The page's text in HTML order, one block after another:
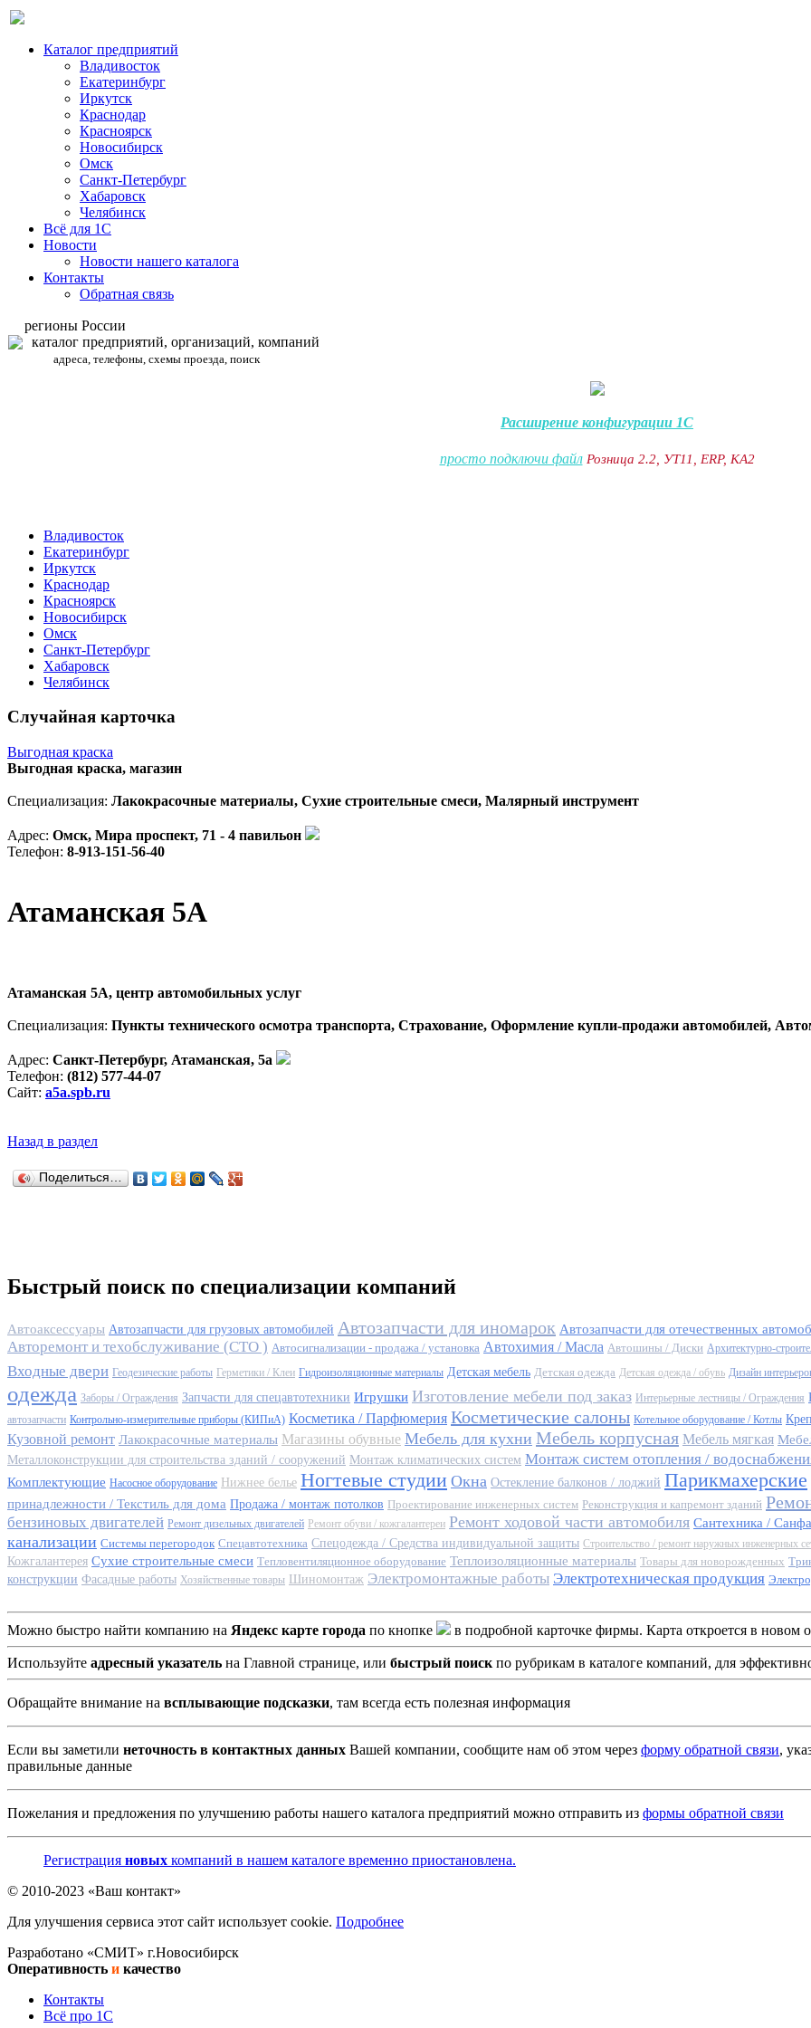
Каталог предприятий
Владивосток
Екатеринбург
Иркутск
Краснодар
Красноярск
Новосибирск
Омск
Санкт-Петербург
Хабаровск
Челябинск
Всё для 1С
Новости
Новости нашего каталога
Контакты
Обратная связь
регионы России
каталог предприятий, организаций, компаний
адреса, телефоны, схемы проезда, поиск
Расширение конфигурации 1С
просто подключи файл Розница 2.2, УТ11, ERP, КА2
Владивосток
Екатеринбург
Иркутск
Краснодар
Красноярск
Новосибирск
Омск
Санкт-Петербург
Хабаровск
Челябинск
Случайная карточка
Выгодная краска
Выгодная краска, магазин
Специализация: Лакокрасочные материалы, Сухие строительные смеси, Малярный инструмент
Адрес: Омск, Мира проспект, 71 - 4 павильон
Телефон: 8-913-151-56-40
Атаманская 5А
Атаманская 5А, центр автомобильных услуг
Специализация: Пункты технического осмотра транспорта, Страхование, Оформление купли-продажи автомобилей,
Адрес: Санкт-Петербург, Атаманская, 5а
Телефон: (812) 577-44-07
Сайт: a5a.spb.ru
Назад в раздел
Поделиться…
Быстрый поиск по специализации компаний
Автоаксессуары Автозапчасти для грузовых автомобилей Автозапчасти для иномарок Автозапчасти для отечественных
Авторемонт и техобслуживание (СТО ) Автосигнализации - продажа / установка Автохимия / Масла Автошины / Диски Архитектурно-
Входные двери Геодезические работы Герметики / Клеи Гидроизоляционные материалы Детская мебель Детская одежда Детская одежда / обувь Дизайн
одежда Заборы / Ограждения Запчасти для спецавтотехники Игрушки Изготовление мебели под заказ Интерьерные лестницы / Ограждения
автозапчасти Контрольно-измерительные приборы (КИПиА) Косметика / Парфюмерия Косметические салоны Котельное оборудование / Котлы
Кузовной ремонт Лакокрасочные материалы Магазины обувные Мебель для кухни Мебель корпусная Мебель мягкая
Металлоконструкции для строительства зданий / сооружений Монтаж климатических систем Монтаж систем отопления /
Комплектующие Насосное оборудование Нижнее белье Ногтевые студии Окна Остекление балконов / лоджий Парикмахерские
принадлежности / Текстиль для дома Продажа / монтаж потолков Проектирование инженерных систем Реконструкция и капремонт зданий
бензиновых двигателей Ремонт дизельных двигателей Ремонт обуви / кожгалантереи Ремонт ходовой части автомобиля Сантехника /
канализации Системы перегородок Спецавтотехника Спецодежда / Средства индивидуальной защиты Строительство / ремонт наружных инженерных
Кожгалантерея Сухие строительные смеси Тепловентиляционное оборудование Теплоизоляционные материалы Товары для новорожденных
конструкции Фасадные работы Хозяйственные товары Шиномонтаж Электромонтажные работы Электротехническая продукция
Можно быстро найти компанию на Яндекс карте города по кнопке в подробной карточке фирмы. Карта откроется в новом
Используйте адресный указатель на Главной странице, или быстрый поиск по рубрикам в каталоге компаний, для
Обращайте внимание на всплывающие подсказки, там всегда есть полезная информация
Если вы заметили неточность в контактных данных Вашей компании, сообщите нам об этом через форму обратной связи,
правильные данные
Пожелания и предложения по улучшению работы нашего каталога предприятий можно отправить из формы обратной связи
Регистрация новых компаний в нашем каталоге временно приостановлена.
© 2010-2023 «Ваш контакт»
Для улучшения сервиса этот сайт использует cookie. Подробнее
Разработано «СМИТ» г.Новосибирск
Оперативность и качество
Контакты
Всё про 1С